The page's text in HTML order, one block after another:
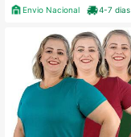
Envio Nacional
4-7 dias